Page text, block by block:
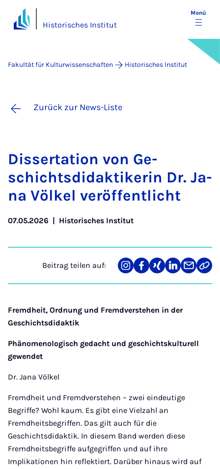
Historisches Institut
Menü
Fakultät für Kulturwissenschaften Historisches Institut
Zurück zur News-Liste
Dis­ser­ta­ti­on von Ge­
schichts­di­dak­ti­ke­rin Dr. Ja­
na Völ­kel ver­öf­fent­licht
07.05.2026 | Historisches Institut
Beitrag teilen auf:
Teilen
auf
Teilen
auf
Teilen
auf
Teilen
auf
Teilen
über
Link
Fremdheit, Ordnung und Fremdverstehen in der
Geschichtsdidaktik
Phänomenologisch gedacht und geschichtskulturell
gewendet
Dr. Jana Völkel
Fremdheit und Fremdverstehen – zwei eindeutige
Begriffe? Wohl kaum. Es gibt eine Vielzahl an
Fremdheitsbegriffen. Das gilt auch für die
Geschichtsdidaktik. In diesem Band werden diese
Fremdheitsbegriffe aufgegriffen und auf ihre
Implikationen hin reflektiert. Darüber hinaus wird auf